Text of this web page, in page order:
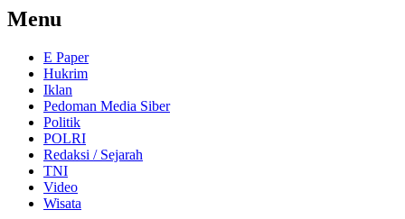
Menu
E Paper
Hukrim
Iklan
Pedoman Media Siber
Politik
POLRI
Redaksi / Sejarah
TNI
Video
Wisata